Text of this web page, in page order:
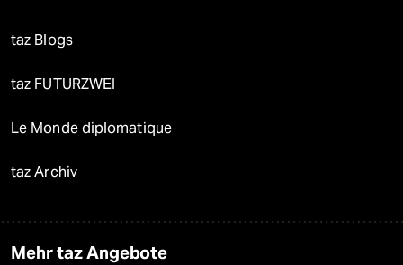
taz Blogs
taz FUTURZWEI
Le Monde diplomatique
taz Archiv
Mehr taz Angebote